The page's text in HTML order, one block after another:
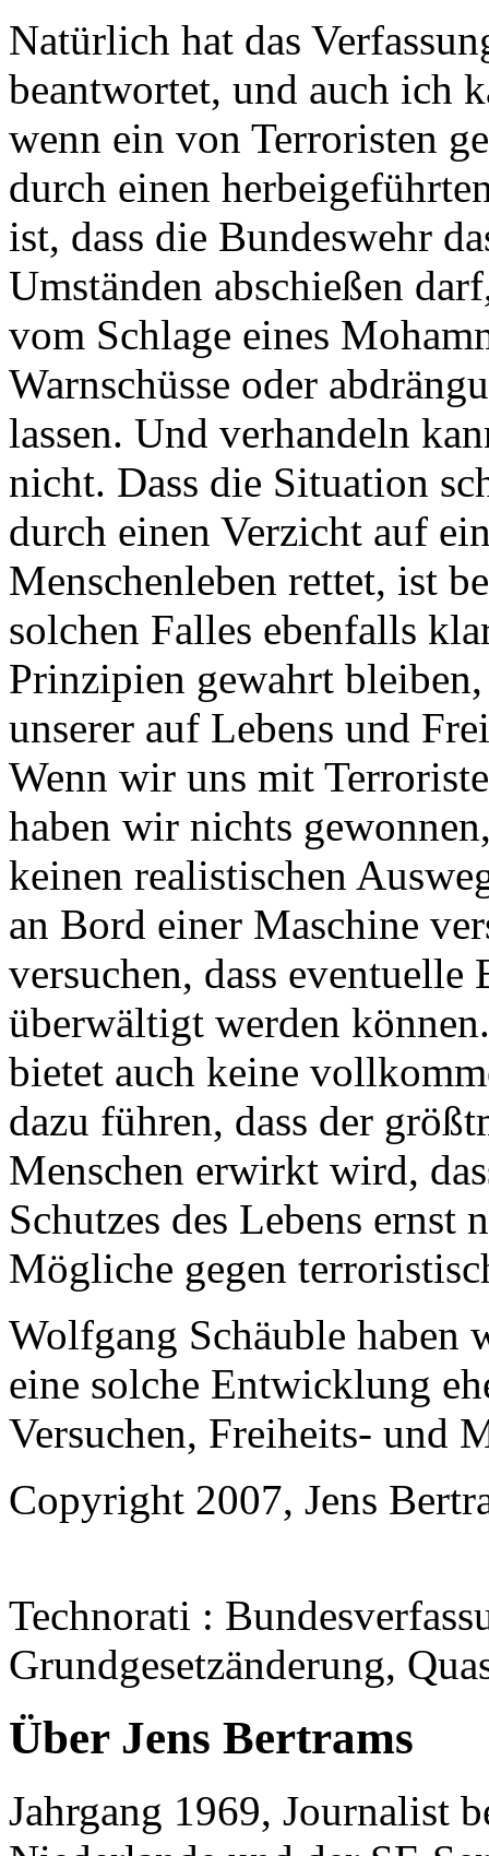
Natürlich hat das
beantwortet, und auch ich
wenn ein von Terroristen
durch einen
ist, dass die Bundeswehr
Umständen abschießen
vom Schlage eines
Warnschüsse oder
lassen. Und verhandeln
nicht. Dass die Situation
durch einen Verzicht auf
Menschenleben rettet, ist
solchen Falles ebenfalls
Prinzipien gewahrt
unserer auf Lebens und
Wenn wir uns mit
haben wir nichts
keinen realistischen
an Bord einer Maschine
versuchen, dass
überwältigt werden
bietet auch keine
dazu führen, dass der
Menschen erwirkt wird,
Schutzes des Lebens
Mögliche gegen
Wolfgang Schäuble
eine solche Entwicklung
Versuchen, Freiheits- und
Copyright 2007, Jens
Technorati :
Grundgesetzänderung,
Über Jens Bertrams
Jahrgang 1969, Journalist